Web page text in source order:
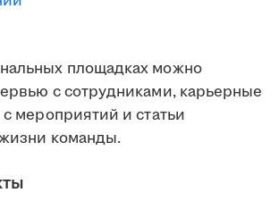
площадках можно
с сотрудниками, карьерные
мероприятий и статьи
команды.